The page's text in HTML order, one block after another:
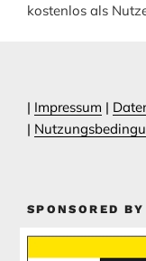
kostenlos als
| Impressum |
|
SPONSORED BY